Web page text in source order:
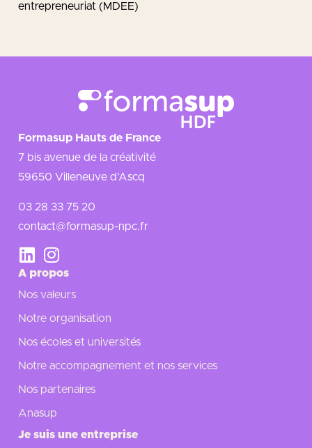
entrepreneuriat (MDEE)
Formasup Hauts de France
7 bis avenue de la créativité
59650 Villeneuve d’Ascq
03 28 33 75 20
contact@formasup-npc.fr
A propos
Nos valeurs
Notre organisation
Nos écoles et universités
Notre accompagnement et nos services
Nos partenaires
Anasup
Je suis une entreprise